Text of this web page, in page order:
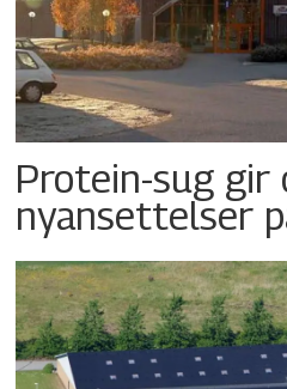
Protein-sug gir
nyansettelser